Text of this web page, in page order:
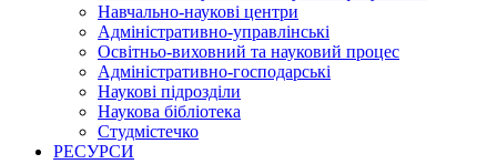
Навчально-наукові центри
Адміністративно-управлінські
Освітньо-виховний та науковий процес
Адміністративно-господарські
Наукові підрозділи
Наукова бібліотека
Студмістечко
РЕСУРСИ